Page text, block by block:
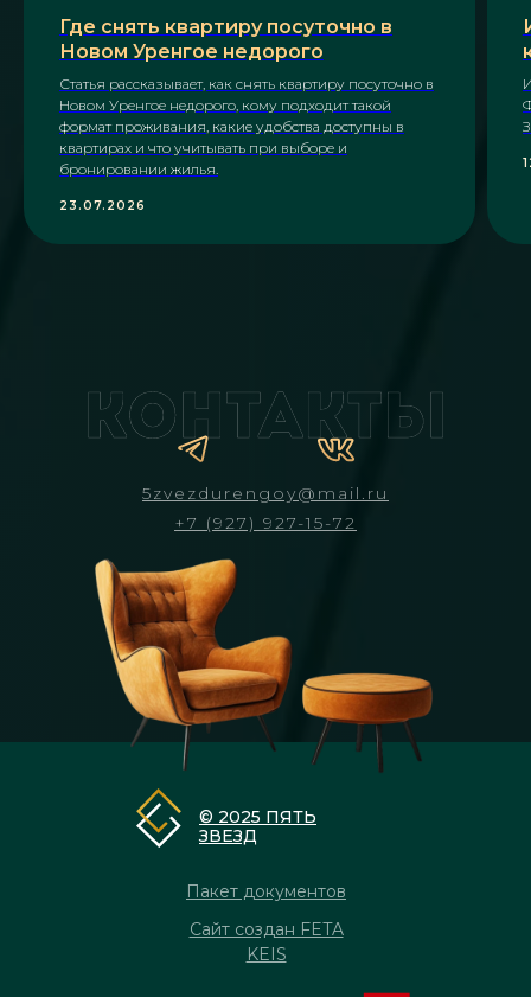
Где снять квартиру посуточно в
Новом Уренгое недорого
Статья рассказывает, как снять квартиру посуточно в
Новом Уренгое недорого, кому подходит такой
формат проживания, какие удобства доступны в
квартирах и что учитывать при выборе и
бронировании жилья.
23.07.2026
5zvezdurengoy@mail.ru
+7 (927) 927-15-72
Сайт создан FETA
KEIS
© 2025 ПЯТЬ
ЗВЕЗД
Пакет документов